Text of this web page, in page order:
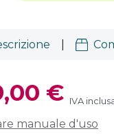
€ IVA
manuale d'uso